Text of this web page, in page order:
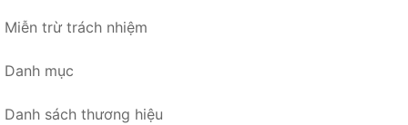
Miễn trừ trách nhiệm
Danh mục
Danh sách thương hiệu